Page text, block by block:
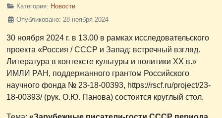
Категория: Новости
Опубликовано: 28 ноября 2024
30 ноября 2024 г. в 13.00 в рамках исследовательского
проекта «Россия / СССР и Запад: встречный взгляд.
Литература в контексте культуры и политики ХХ в.»
ИМЛИ РАН, поддержанного грантом Российского
научного фонда № 23-18-00393, https://rscf.ru/project/23-
18-00393/ (рук. О.Ю. Панова) состоится круглый стол.